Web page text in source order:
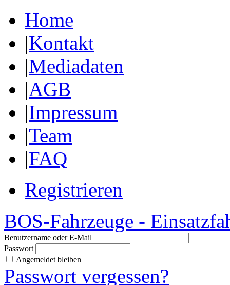
Home
|Kontakt
|Mediadaten
|AGB
|Impressum
|Team
|FAQ
Registrieren
BOS-Fahrzeuge -
Benutzername oder E-Mail
Passwort
Angemeldet bleiben
Passwort vergessen?